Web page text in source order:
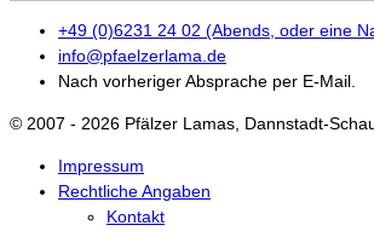
+49 (0)6231 24 02 (Abends, oder eine
info@pfaelzerlama.de
Nach vorheriger Absprache per E-Mail.
© 2007 - 2026 Pfälzer Lamas, Dannstadt-
Impressum
Rechtliche Angaben
Kontakt